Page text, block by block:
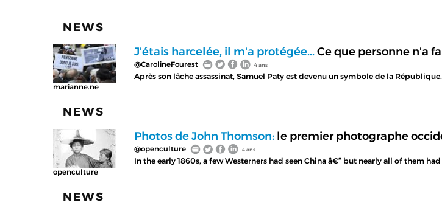
NEWS
marianne.ne
J'étais harcelée, il m'a protégée...Ce que personne n'a
@CarolineFourest 4 ans
Après son lâche assassinat, Samuel Paty est devenu un symbole de la
NEWS
openculture
Photos de John Thomson: le premier photographe
@openculture 4 ans
In the early 1860s, a few Westerners had seen China â€” but nearly all of them
NEWS